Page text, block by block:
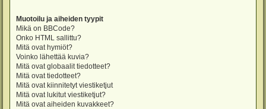
Muotoilu ja aiheiden tyypit
Mikä on BBCode?
Onko HTML sallittu?
Mitä ovat hymiöt?
Voinko lähettää kuvia?
Mitä ovat globaalit tiedotteet?
Mitä ovat tiedotteet?
Mitä ovat kiinnitetyt viestiketjut
Mitä ovat lukitut viestiketjut?
Mitä ovat aiheiden kuvakkeet?